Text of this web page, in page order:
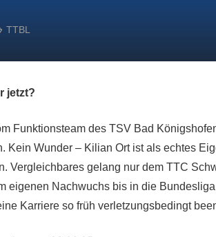
TTBL
jetzt?
Funktionsteam des TSV Bad
Kein Wunder – Kilian Ort ist als echtes
Vergleichbares gelang nur dem TTC
eigenen Nachwuchs bis in die
Karriere so früh verletzungsbedingt